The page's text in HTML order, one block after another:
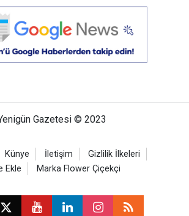
Gazetesi © 2023
Künye İletişim
Gizlilik İlkeleri
Ekle
Marka Flower Çiçekçi